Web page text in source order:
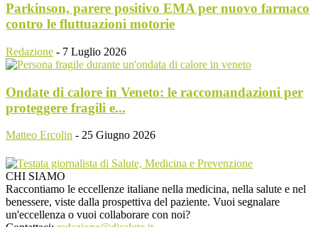
Parkinson, parere positivo EMA per nuovo farmaco
contro le fluttuazioni motorie
Redazione - 7 Luglio 2026
Ondate di calore in Veneto: le raccomandazioni per
proteggere fragili e...
Matteo Ercolin - 25 Giugno 2026
CHI SIAMO
Raccontiamo le eccellenze italiane nella medicina, nella salute e nel
benessere, viste dalla prospettiva del paziente. Vuoi segnalare
un'eccellenza o vuoi collaborare con noi?